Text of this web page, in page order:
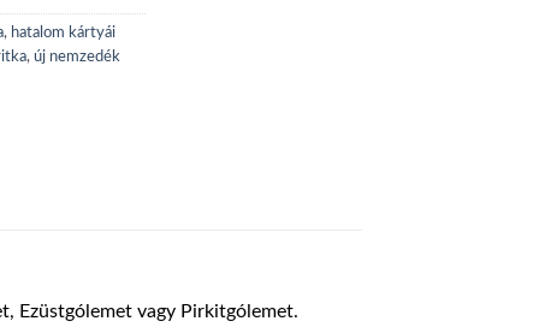
, hatalom kártyái
, új nemzedék
Ezüstgólemet vagy Pirkitgólemet.